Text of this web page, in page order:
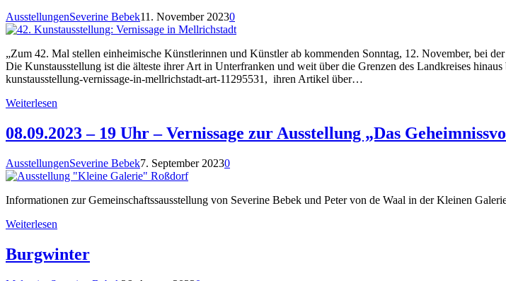
AusstellungenSeverine Bebek11. November 20230
„Zum 42. Mal stellen einheimische Künstlerinnen und Künstler ab kommenden Sonntag, 12. November, bei
Die Kunstausstellung ist die älteste ihrer Art in Unterfranken und weit über die Grenzen des Landkreises
kunstausstellung-vernissage-in-mellrichstadt-art-11295531, ihren Artikel über…
Weiterlesen
08.09.2023 – 19 Uhr – Vernissage zur Ausstellung „Das
AusstellungenSeverine Bebek7. September 20230
Informationen zur Gemeinschaftssausstellung von Severine Bebek und Peter von de Waal in der Kleinen
Weiterlesen
Burgwinter